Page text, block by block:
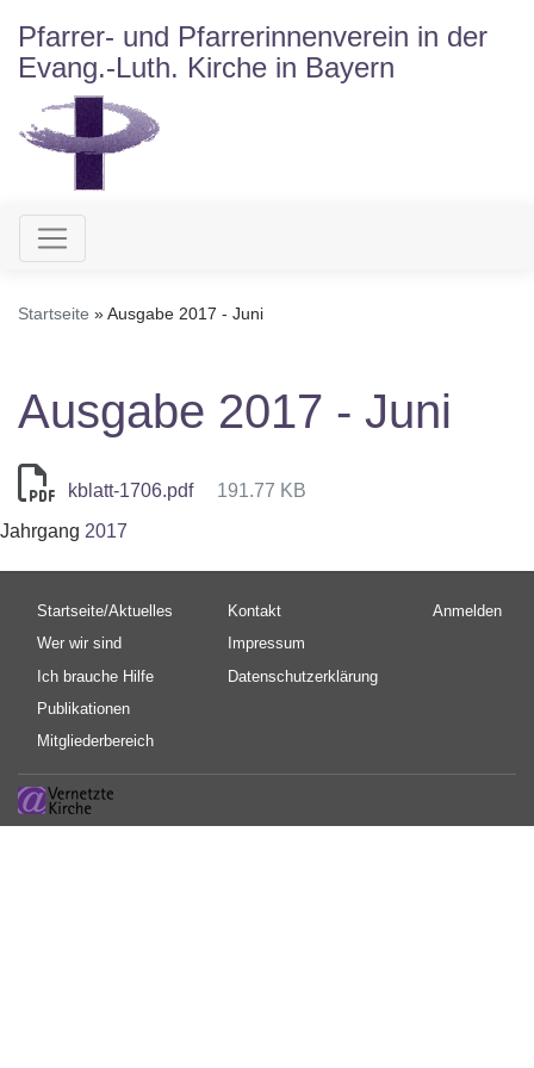
zum
Inhalt
Pfarrer- und Pfarrerinnenverein in der
Evang.-Luth. Kirche in Bayern
Hauptnavigation
Startseite Ausgabe 2017 - Juni
Ausgabe 2017 - Juni
kblatt-1706.pdf
191.77 KB
Jahrgang 2017
Hauptnavigation
Startseite/Aktuelles
Wer wir sind
Ich brauche Hilfe
Publikationen
Mitgliederbereich
Fußbereichsmenü
Kontakt
Impressum
Datenschutzerklärung
Anmelden